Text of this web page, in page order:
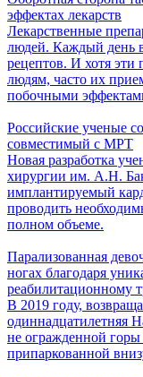
эффектах лекарств
Лекарственные
людей. Каждый день
рецептов. И хотя
людям, часто их
побочными
Российские ученые
совместимый с МРТ
Новая разработка
хирургии им. А.Н.
имплантируемый
проводить
полном объеме.
Парализованная
ногах благодаря
реабилитационному
В 2019 году,
одиннадцатилетняя
не огражденной
припаркованной